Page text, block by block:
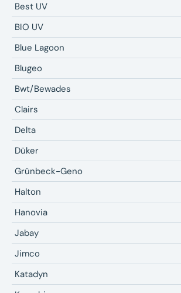
Best UV
BIO UV
Blue Lagoon
Blugeo
Bwt/Bewades
Clairs
Delta
Düker
Grünbeck-Geno
Halton
Hanovia
Jabay
Jimco
Katadyn